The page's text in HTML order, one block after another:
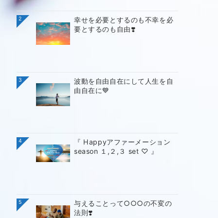
2
幸せを必要とするのも不幸を必
要とするのも自由❣️
3
波動を自由自在にして人生を自
由自在に💙
4
『 Happyアファーメーション
season １,２,３ set ♡ 』
5
与えることって○○○の不変の
法則❣️